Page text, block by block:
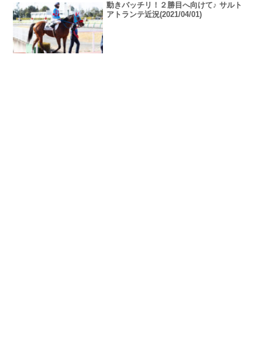
動きバッチリ！２勝目へ向けて♪ サルト
アトランテ近況(2021/04/01)